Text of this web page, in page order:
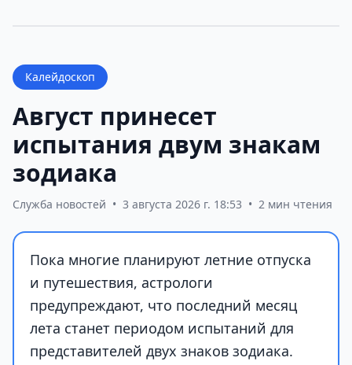
Калейдоскоп
Август принесет
испытания двум знакам
зодиака
Служба новостей • 3 августа 2026 г. 18:53 • 2 мин чтения
Пока многие планируют летние отпуска
и путешествия, астрологи
предупреждают, что последний месяц
лета станет периодом испытаний для
представителей двух знаков зодиака.